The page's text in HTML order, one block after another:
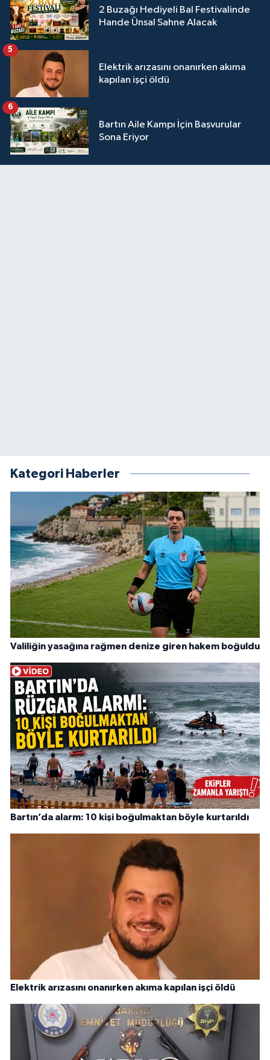
2 Buzağı Hediyeli Bal Festivalinde
Hande Ünsal Sahne Alacak
Elektrik arızasını onanırken akıma
kapılan işçi öldü
5
Bartın Aile Kampı İçin Başvurular
Sona Eriyor
6
Kategori Haberler
Valiliğin yasağına rağmen denize giren hakem boğuldu
Bartın’da alarm: 10 kişi boğulmaktan böyle kurtarıldı
Elektrik arızasını onanırken akıma kapılan işçi öldü